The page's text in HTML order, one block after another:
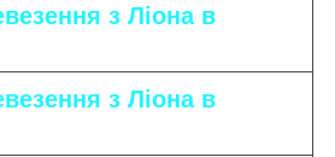
з Ліона в
з Ліона в